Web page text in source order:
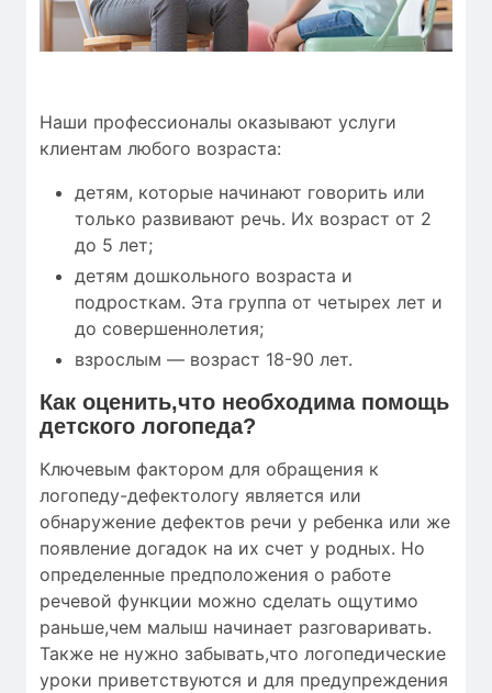
Наши профессионалы оказывают услуги
клиентам любого возраста:
детям, которые начинают говорить или
только развивают речь. Их возраст от 2
до 5 лет;
детям дошкольного возраста и
подросткам. Эта группа от четырех лет и
до совершеннолетия;
взрослым — возраст 18-90 лет.
Как оценить,что необходима помощь
детского логопеда?
Ключевым фактором для обращения к
логопеду-дефектологу является или
обнаружение дефектов речи у ребенка или же
появление догадок на их счет у родных. Но
определенные предположения о работе
речевой функции можно сделать ощутимо
раньше,чем малыш начинает разговаривать.
Также не нужно забывать,что логопедические
уроки приветствуются и для предупреждения